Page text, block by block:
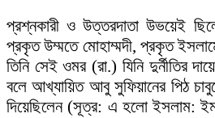
প্রশ্নকারী ও উত্তরদাতা উভয়েই
প্রকৃত উম্মতে মোহাম্মদী, প্রকৃত
তিনি সেই ওমর (রা.) যিনি দুর্নীতির
বলে আখ্যায়িত আবু সুফিয়ানের পিঠ
দিয়েছিলেন (সূত্র: এ হলো ইসলাম: